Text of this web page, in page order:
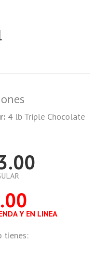
4 lb Triple Chocolate
Y EN LINEA
tienes: